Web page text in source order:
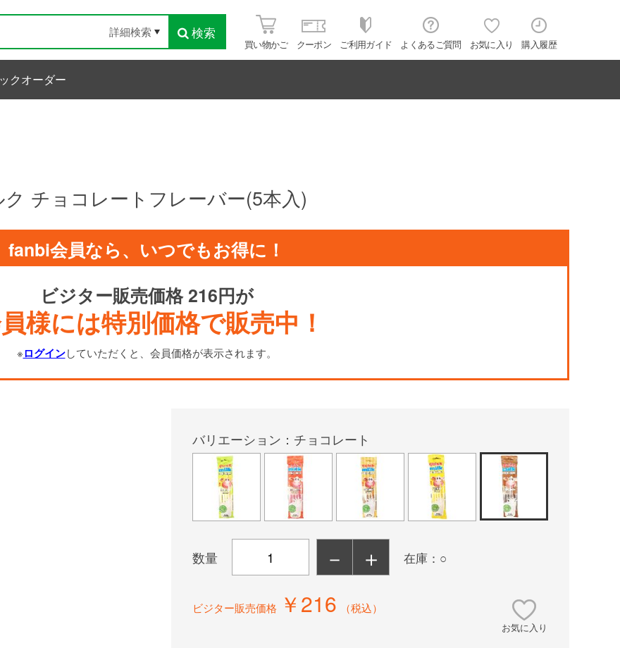
検索
詳細検索
買い物かご クーポン ご利用ガイド よくあるご質問 お気に入り 購入履歴
クオーダー
チョコレートフレーバー(5本入)
fanbi会員なら、いつでもお得に！
ビジター販売価格 216円が
様には特別価格で販売中！
※ログインしていただくと、会員価格が表示されます。
バリエーション：チョコレート
数量 － ＋ 在庫：○
ビジター販売価格 ￥216 （税込）
お気に入り